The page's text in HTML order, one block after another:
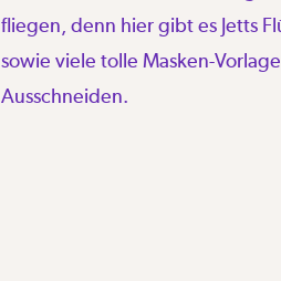
fliegen, denn hier gibt es Jetts
sowie viele tolle Masken-
Ausschneiden.